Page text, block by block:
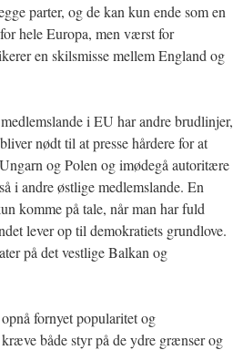
parter, og de kan kun ende som en
hele Europa, men værst for
en skilsmisse mellem England og
i EU har andre brudlinjer,
nødt til at presse hårdere for at
og Polen og imødegå autoritære
i andre østlige medlemslande. En
komme på tale, når man har fuld
lever op til demokratiets grundlove.
på det vestlige Balkan og
fornyet popularitet og
både styr på de ydre grænser og